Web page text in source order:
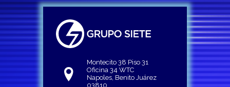
Montecito 38 Piso 31
Oficina 34 WTC
Napoles, Benito Juárez
03810